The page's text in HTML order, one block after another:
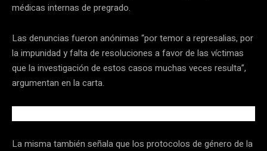
médicas internas de pregrado.
Las denuncias fueron anónimas “por temor a represalias, por
la impunidad y falta de resoluciones a favor de las víctimas
que la investigación de estos casos muchas veces resulta”,
argumentan en la carta.
La misma también señala que los protocolos de género de la